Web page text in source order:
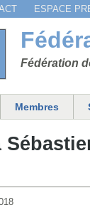
Fédération
ESPACE
Membres